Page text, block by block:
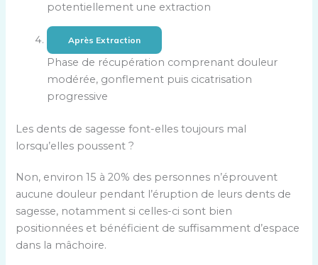
potentiellement une extraction
Après Extraction
Phase de récupération comprenant douleur
modérée, gonflement puis cicatrisation
progressive
Les dents de sagesse font-elles toujours mal
lorsqu’elles poussent ?
Non, environ 15 à 20% des personnes n’éprouvent
aucune douleur pendant l’éruption de leurs dents de
sagesse, notamment si celles-ci sont bien
positionnées et bénéficient de suffisamment d’espace
dans la mâchoire.